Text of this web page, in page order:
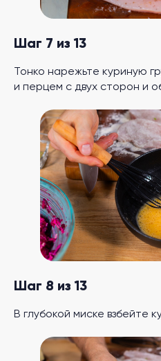
Шаг 7 из 13
Тонко нарежьте куриную
и перцем с двух сторон и
Шаг 8 из 13
В глубокой миске взбейте